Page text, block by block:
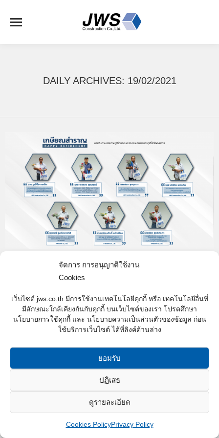
จัดการ การอนุญาติใช้งาน
Cookies
เว็บไซต์ jws.co.th มีการใช้งานเทคโนโลยีคุกกี้ หรือ เทคโนโลยีอื่นที่
มีลักษณะใกล้เคียงกันกับคุกกี้ บนเว็บไซต์ของเรา โปรดศึกษา
นโยบายการใช้คุกกี้ และ นโยบายความเป็นส่วนตัวของข้อมูล ก่อน
ใช้บริการเว็บไซต์ ได้ที่ลิงค์ด้านล่าง
ยอมรับ
ปฏิเสธ
ดูรายละเอียด
Cookies PolicyPrivacy Policy
DAILY ARCHIVES: 19/02/2021
จัดงานเกษียณให้กับพนักงาน ณ บริษัท เจ
ดับบลิว เอส คอนสตรัคชั่น จำกัด
Activity and CSR Cororate Social Responsibility ,News
ByWeb content - JWS 19/02/2021
เมื่อวันที่ 12 กุมภาพันธ์ 2564 ฝ่ายทรัพยากรบุคคล ได้
เป็นตัวแทนผู้บริหาร บริษัท เจ ดับบลิว เอส คอนสตรัคชั่น
จำกัด และบริษัทในเครือ จัดงานเกษียณให้กับพนักงาน
JWS Construction Co.,Ltd. © 2016 All rights reserved.